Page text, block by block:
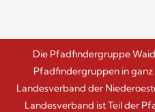
Die Pfadfindergruppe
Pfadfindergruppen in
Landesverband der
Landesverband ist Teil der